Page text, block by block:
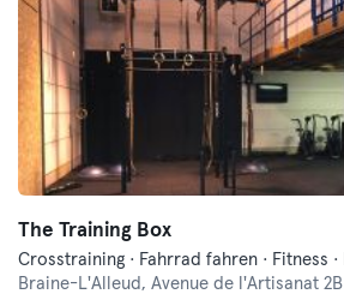
The Training Box
Braine-L'Alleud, Avenue de l'Artisanat 2B